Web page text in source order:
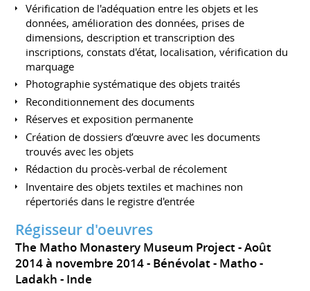
Vérification de l'adéquation entre les objets et les
données, amélioration des données, prises de
dimensions, description et transcription des
inscriptions, constats d'état, localisation, vérification du
marquage
Photographie systématique des objets traités
Reconditionnement des documents
Réserves et exposition permanente
Création de dossiers d’œuvre avec les documents
trouvés avec les objets
Rédaction du procès-verbal de récolement
Inventaire des objets textiles et machines non
répertoriés dans le registre d'entrée
Régisseur d'oeuvres
The Matho Monastery Museum Project
Août
2014 à novembre 2014 Bénévolat
Matho -
Ladakh
Inde